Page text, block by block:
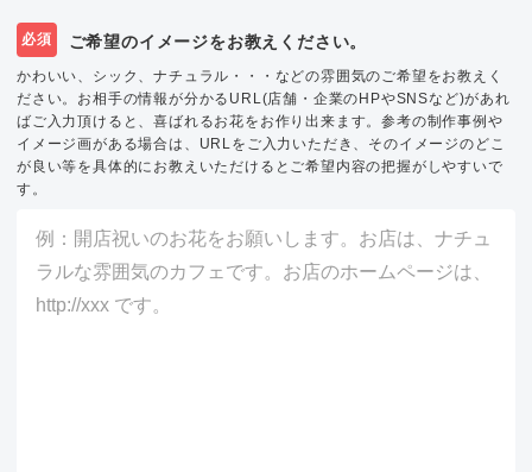
必須 ご希望のイメージをお教えください。
かわいい、シック、ナチュラル・・・などの雰囲気のご希望をお教えく
ださい。お相手の情報が分かるURL(店舗・企業のHPやSNSなど)があれ
ばご入力頂けると、喜ばれるお花をお作り出来ます。参考の制作事例や
イメージ画がある場合は、URLをご入力いただき、そのイメージのどこ
が良い等を具体的にお教えいただけるとご希望内容の把握がしやすいで
す。